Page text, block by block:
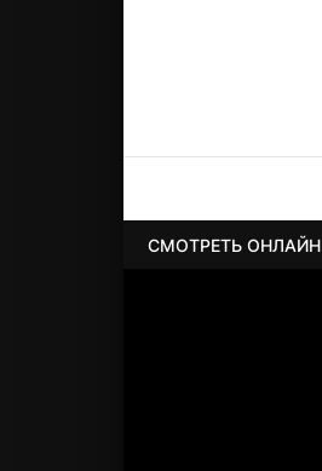
СМОТРЕТЬ ОНЛАЙН